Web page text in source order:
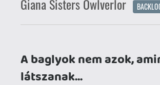
egy DLC is. A Rise of the Owlverlord
Az elején egy rövid animációban
láthatjuk a foglyul ejtésünket, azonban
az irányítás megkapását követően egy